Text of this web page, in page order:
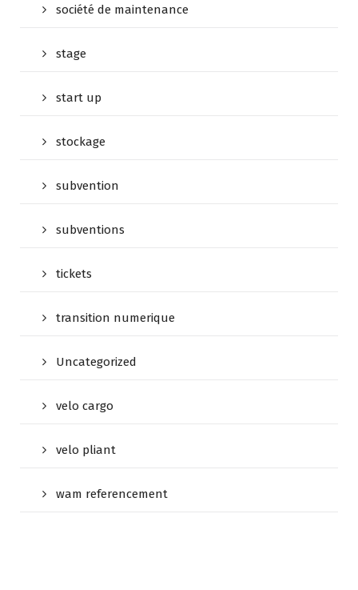
société de maintenance
stage
start up
stockage
subvention
subventions
tickets
transition numerique
Uncategorized
velo cargo
velo pliant
wam referencement